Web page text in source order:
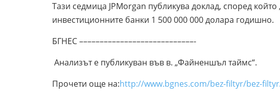
Тази седмица JPMorgan публикува доклад, според който
инвестиционните банки 1 500 000 000 долара годишно.
БГНЕС ––––––––––––––––––––––––––––-
Анализът е публикуван във в. „Файненшъл таймс“.
Прочети още на:http://www.bgnes.com/bez-filtyr/bez-